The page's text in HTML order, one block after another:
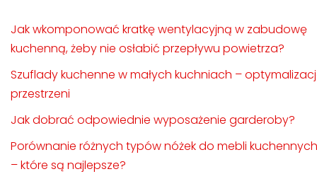
Jak wkomponować kratkę wentylacyjną w zabudowę
kuchenną, żeby nie osłabić przepływu powietrza?
Szuflady kuchenne w małych kuchniach –
przestrzeni
Jak dobrać odpowiednie wyposażenie garderoby?
Porównanie różnych typów nóżek do mebli kuchennych
– które są najlepsze?